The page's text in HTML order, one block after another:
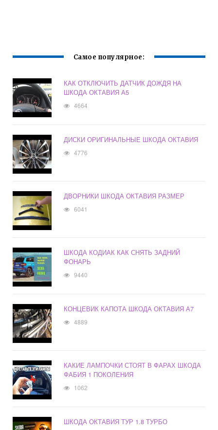
Самое популярное:
КАК ОТКЛЮЧИТЬ ДАТЧИК ДОЖДЯ НА
ШКОДА ОКТАВИЯ А5
4664
ДИСКИ ОРИГИНАЛЬНЫЕ ШКОДА ОКТАВИЯ
4776
ДВОРНИКИ ШКОДА ОКТАВИЯ РАЗМЕР
6041
ШКОДА КОДИАК КАК СНЯТЬ ЗАДНИЙ
ФОНАРЬ
9440
КОНЦЕВИК КАПОТА ШКОДА ОКТАВИЯ А7
4889
КАКИЕ ЛАМПОЧКИ СТОЯТ В ФАРАХ ШКОДА
ФАБИЯ 1 ПОКОЛЕНИЯ
1062
ШКОДА ОКТАВИЯ ТУР 1.8 ТУРБО